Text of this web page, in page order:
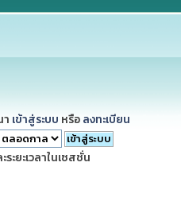
เข้าสู่ระบบ หรือ ลงทะเบียน
ะยะเวลาในเซสชั่น